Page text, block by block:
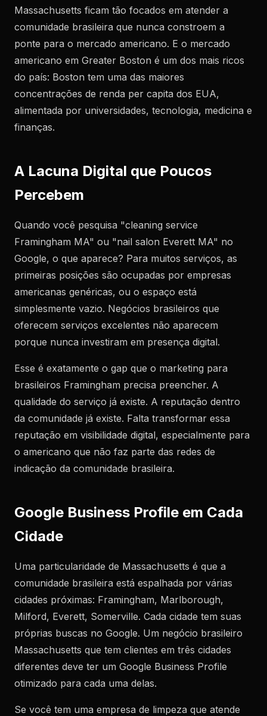
Massachusetts ficam tão focados em atender a
comunidade brasileira que nunca constroem a
ponte para o mercado americano. E o mercado
americano em Greater Boston é um dos mais ricos
do país: Boston tem uma das maiores
concentrações de renda per capita dos EUA,
alimentada por universidades, tecnologia, medicina e
finanças.
A Lacuna Digital que Poucos
Percebem
Quando você pesquisa "cleaning service
Framingham MA" ou "nail salon Everett MA" no
Google, o que aparece? Para muitos serviços, as
primeiras posições são ocupadas por empresas
americanas genéricas, ou o espaço está
simplesmente vazio. Negócios brasileiros que
oferecem serviços excelentes não aparecem
porque nunca investiram em presença digital.
Esse é exatamente o gap que o marketing para
brasileiros Framingham precisa preencher. A
qualidade do serviço já existe. A reputação dentro
da comunidade já existe. Falta transformar essa
reputação em visibilidade digital, especialmente para
o americano que não faz parte das redes de
indicação da comunidade brasileira.
Google Business Profile em Cada
Cidade
Uma particularidade de Massachusetts é que a
comunidade brasileira está espalhada por várias
cidades próximas: Framingham, Marlborough,
Milford, Everett, Somerville. Cada cidade tem suas
próprias buscas no Google. Um negócio brasileiro
Massachusetts que tem clientes em três cidades
diferentes deve ter um Google Business Profile
otimizado para cada uma delas.
Se você tem uma empresa de limpeza que atende